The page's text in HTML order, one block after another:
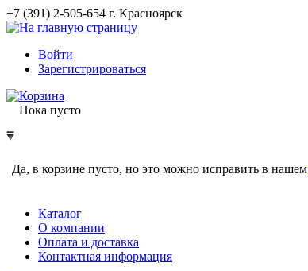
+7 (391) 2-505-654 г. Красноярск
Войти
Зарегистрироваться
Корзина
Пока пусто
Да, в корзине пусто, но это можно исправить в нашем
Каталог
О компании
Оплата и доставка
Контактная информация